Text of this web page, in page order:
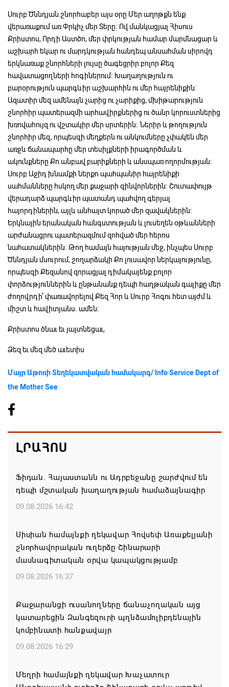
Սուրբ Ծննդյան շնորհաբեր այս օրը Մեր աղոթքն ենք
վերառաքում առ Փրկիչ մեր Տերը։ Ով մանկացյալ Հիսուս
Քրիստոս, Որդի Աստծո, մեր փրկության համար մարմնացար և
աշխարհ եկար ու մարդկության հանդեպ անսահման սիրովդ
երկնառաք շնորհների լույսը ծագեցրիր բոլոր Քեզ
հավատացողների հոգիներում։ Խաղաղություն ու
բարօրություն պարգևիր աշխարհին ու մեր հայրենիքին։
Ազատիր մեզ ամենայն չարից ու չարիքից, մխիթարություն
շնորհիր պատերազմի արհավիրքներից ու ծանր կորուստներից
խռովահույզ ու վշտակիր մեր սրտերին։ Ներիր և թողություն
շնորհիր մեզ, որպեսզի մեղքերն ու անկումները չփակեն մեր
առջև ճանապարհը մեր տեսիլքների իրագործման և
ակունքները Քո անբավ բարիքների և անսպառ ողորմության։
Սուրբ Աջիդ խնամքի ներքո պահպանիր հայրենիքի
սահմանները հսկող մեր քաջարի զինվորներին։ Շուտափույթ
վերադարձ պարգևիր պատանդ պահվող գերյալ
հայորդիներին, այլև անհայտ կորած մեր զավակներին։
Երկնային երանական հանգստության և լուսեղեն օթևանների
արժանացրու պատերազմում զոհված մեր հերոս
նահատակներին։ Թող համայն հայության մեջ, ինչպես Սուրբ
Ծննդյան մսուրում, շողարձակի Քո լուսավոր ներկայությունը,
որպեսզի Քեզանով զորացյալ դիմակայենք բոլոր
փորձություններին և ընթանանք դեպի հաղթական գալիքը մեր
ժողովրդի՝ փառավորելով Քեզ Հոր և Սուրբ Հոգու հետ այժմ և
միշտ և հավիտյանս. ամեն։
Քրիստոս ծնաւ եւ յայտնեցաւ,
Ձեզ եւ մեզ մեծ աւետիս
Մայր Աթոռի Տեղեկատվական համակարգ/ Info Service Dept of
the Mother See
ԼՐԱՀՈՍ
Ֆիդան. Հայաստանն ու Ադրբեջանը շարժվում են
դեպի մշտական խաղաղության համաձայնագիր
09.08.2026 16:42
Սիսիան համայնքի ղեկավար Հովսեփ Առաքելյանի
շնորհավորական ուղերձը Շինարարի
մասնագիտական օրվա կապակցությամբ
09.08.2026 16:37
Քաջարանցի ուսանողները ճանաչողական այց
կատարեցին Զանգեզուրի պղնձամոլիբդենային
կոմբինատի հանքավայր
09.08.2026 16:29
Մեղրի համայնքի ղեկավար Խաչատուր